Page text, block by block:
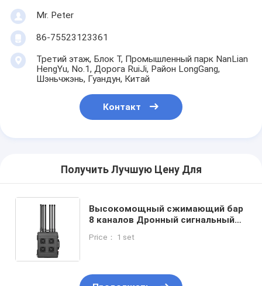
Mr. Peter
86-75523123361
Третий этаж, Блок T, Промышленный парк NanLian
HengYu, No.1, Дорога RuiJi, Район LongGang,
Шэньчжэнь, Гуандун, Китай
Контакт
Получить Лучшую Цену Для
Высокомощный сжимающий бар
8 каналов Дронный сигнальный
800 Вт и до 3000 метров
Price： 1 set